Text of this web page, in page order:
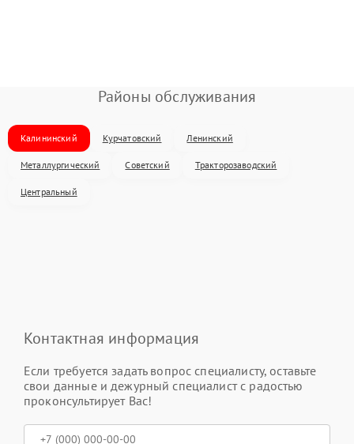
Районы обслуживания
Калининский Курчатовский Ленинский
Металлургический Советский Тракторозаводский
Центральный
Контактная информация
Если требуется задать вопрос специалисту, оставьте
свои данные и дежурный специалист с радостью
проконсультирует Вас!